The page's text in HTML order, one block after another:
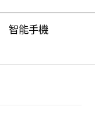
智能手機